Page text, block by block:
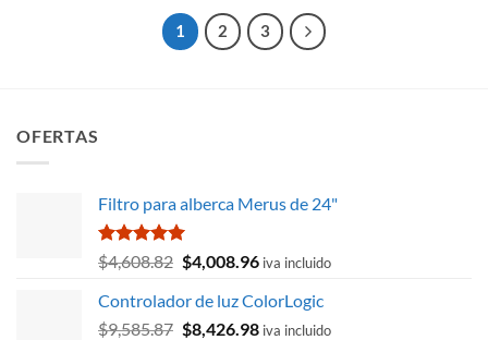
1 2 3
OFERTAS
Filtro para alberca Merus de 24"
Valorado
con
de 5
$4,608.82 El
original
era:
$4,008.96El
actual
es:
iva incluido
Controlador de luz ColorLogic
$9,585.87 El
$8,426.98Eliva incluido